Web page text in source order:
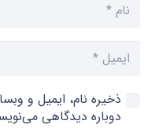
ذخیره نام، ایمیل و
دوباره دیدگاهی